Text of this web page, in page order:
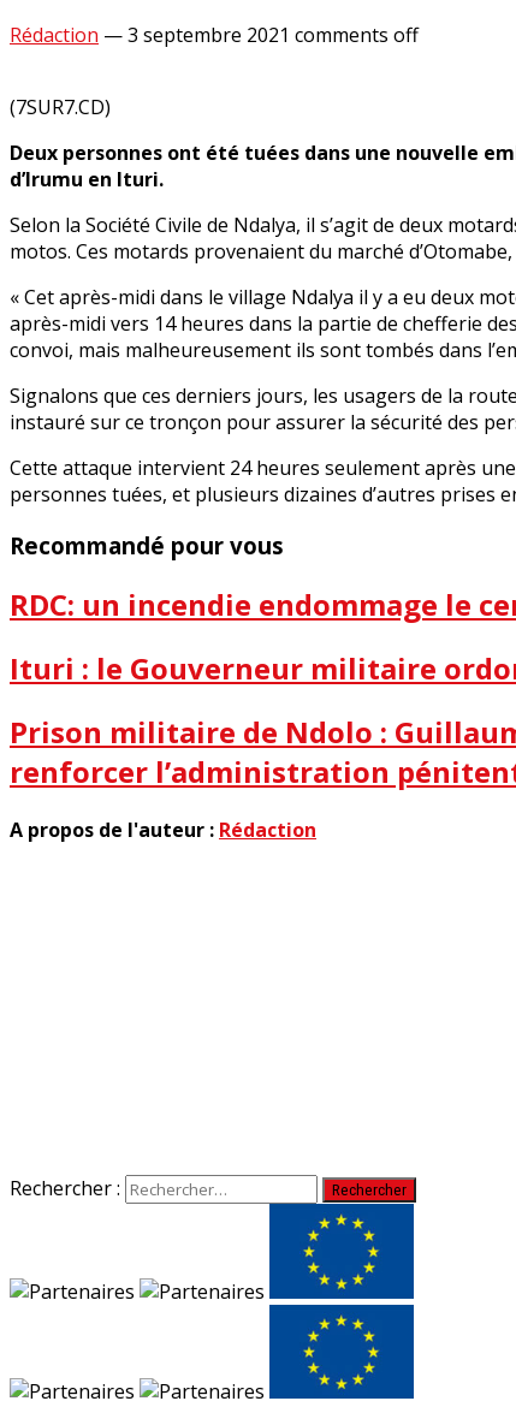
Rédaction —3 septembre 2021 comments off
(7SUR7.CD)
Deux personnes ont été tuées dans une nouvelle
d’Irumu en Ituri.
Selon la Société Civile de Ndalya, il s’agit de deux
motos. Ces motards provenaient du marché
« Cet après-midi dans le village Ndalya il y a eu deux
après-midi vers 14 heures dans la partie de chefferie
convoi, mais malheureusement ils sont tombés dans
Signalons que ces derniers jours, les usagers de la
instauré sur ce tronçon pour assurer la sécurité des
Cette attaque intervient 24 heures seulement après
personnes tuées, et plusieurs dizaines d’autres prises
Recommandé pour vous
RDC: un incendie endommage le
Ituri : le Gouverneur militaire
Prison militaire de Ndolo :
renforcer l’administration
A propos de l'auteur : Rédaction
Rechercher :